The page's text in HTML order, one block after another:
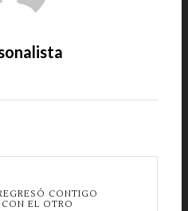
CONTIGO
EL OTRO